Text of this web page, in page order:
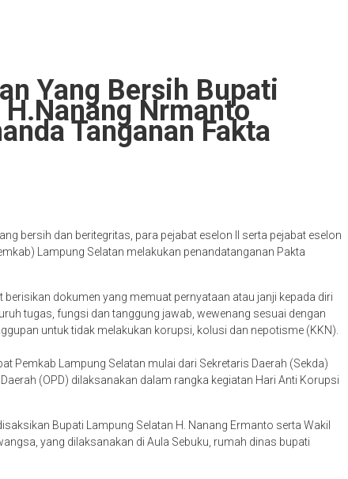
Yang Bersih Bupati
Nrmanto
Tanganan Fakta
bersih dan beritegritas, para pejabat eselon II serta pejabat eselon
Lampung Selatan melakukan penandatanganan Pakta
dokumen yang memuat pernyataan atau janji kepada diri
tugas, fungsi dan tanggung jawab, wewenang sesuai dengan
untuk tidak melakukan korupsi, kolusi dan nepotisme (KKN).
Pemkab Lampung Selatan mulai dari Sekretaris Daerah (Sekda)
(OPD) dilaksanakan dalam rangka kegiatan Hari Anti Korupsi
Bupati Lampung Selatan H. Nanang Ermanto serta Wakil
yang dilaksanakan di Aula Sebuku, rumah dinas bupati